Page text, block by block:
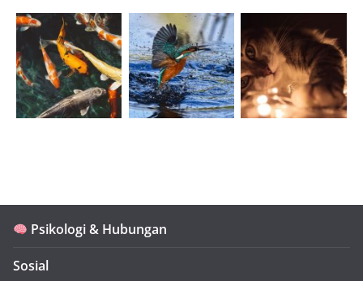
Psikologi & Hubungan
Sosial